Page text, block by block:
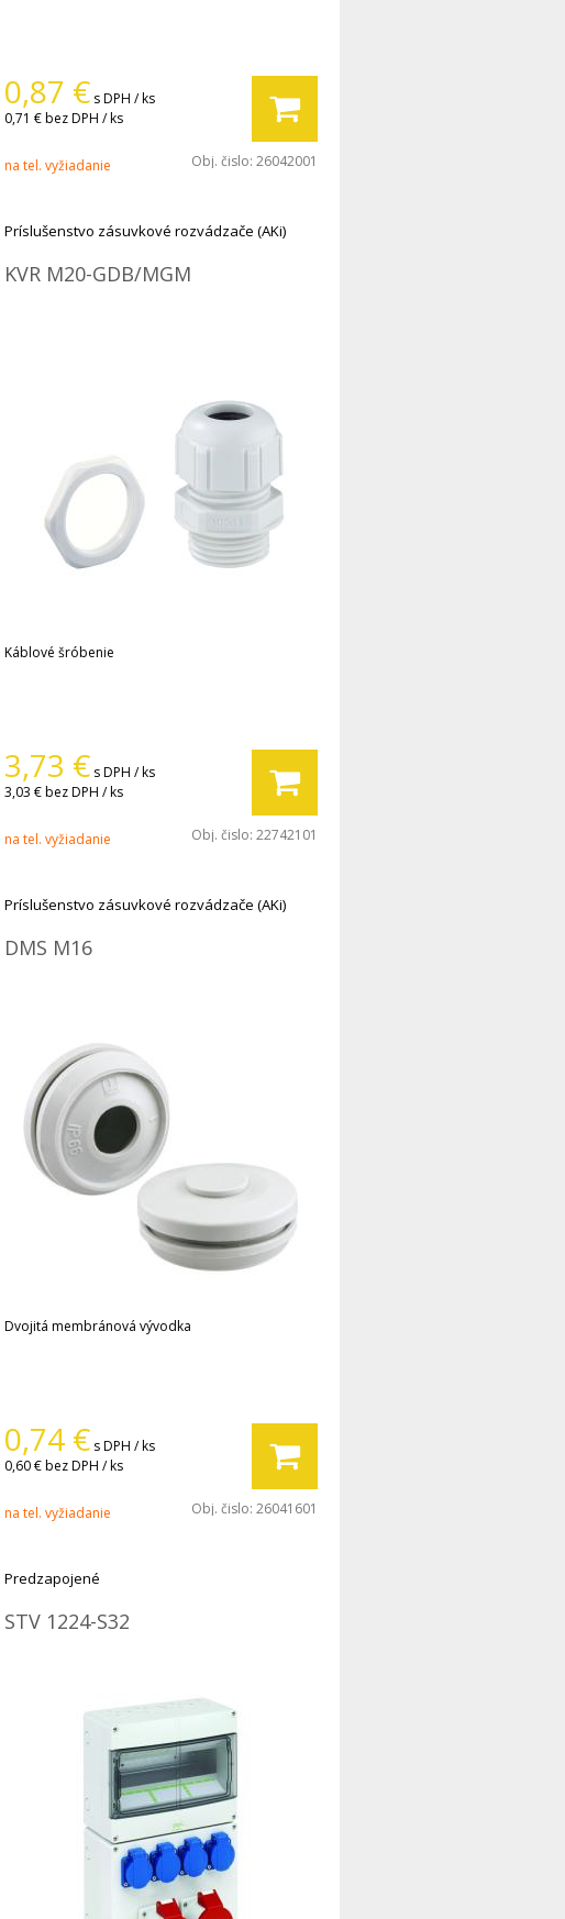
0,87 € s DPH / ks
0,71 €bez DPH / ks
na tel. vyžiadanie Obj. čislo: 26042001
Príslušenstvo zásuvkové rozvádzače (AKi)
KVR M20-GDB/MGM
Káblové šróbenie
3,73 € s DPH / ks
3,03 €bez DPH / ks
na tel. vyžiadanie Obj. čislo: 22742101
Príslušenstvo zásuvkové rozvádzače (AKi)
DMS M16
Dvojitá membránová vývodka
0,74 € s DPH / ks
0,60 €bez DPH / ks
na tel. vyžiadanie Obj. čislo: 26041601
Predzapojené
STV 1224-S32